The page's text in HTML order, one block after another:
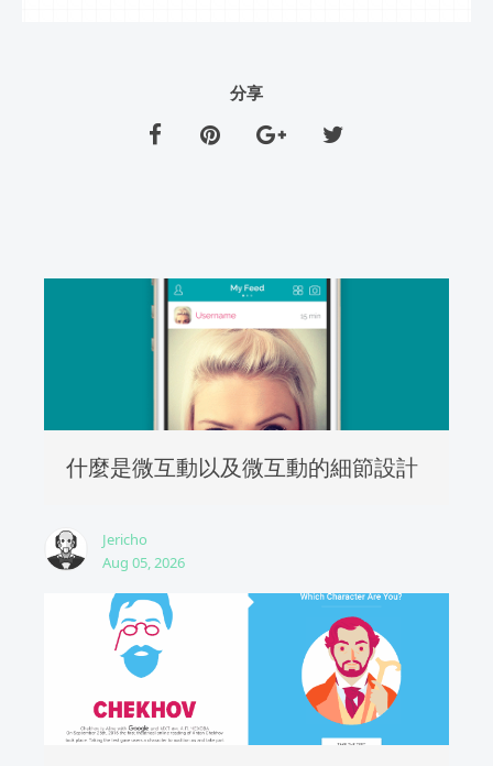
分享
什麼是微互動以及微互動的細節設計
Jericho
Aug 05, 2026